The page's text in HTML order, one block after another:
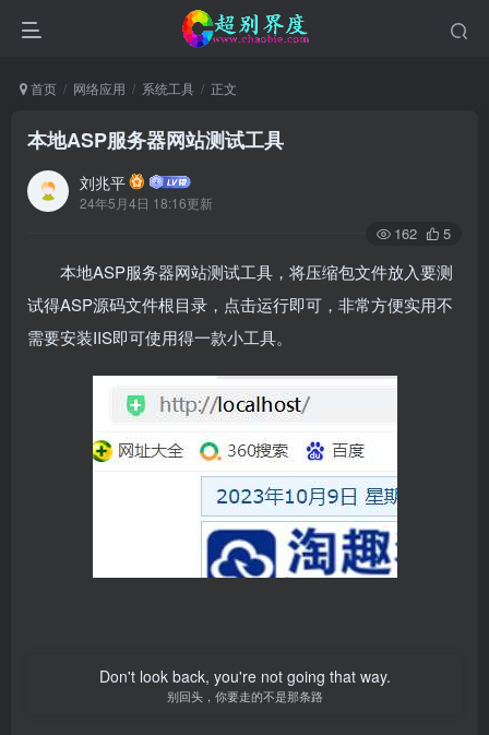
首页 网络应用 系统工具 正文
本地ASP服务器网站测试工具
刘兆平
24年5月4日 18:16更新
162 5
本地ASP服务器网站测试工具，将压缩包文件放入要测
试得ASP源码文件根目录，点击运行即可，非常方便实用不
需要安装IIS即可使用得一款小工具。
Don't look back, you're not going that way.
别回头，你要走的不是那条路